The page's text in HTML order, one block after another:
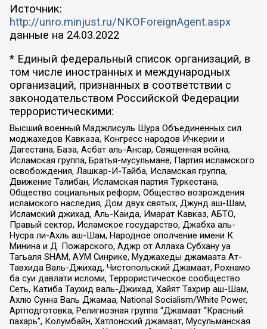
Источник:
http://unro.minjust.ru/NKOForeignAgent.aspx
данные на 24.03.2022
* Единый федеральный список организаций, в
том числе иностранных и международных
организаций, признанных в соответствии с
законодательством Российской Федерации
террористическими:
Высший военный Маджлисуль Шура Объединенных сил
моджахедов Кавказа, Конгресс народов Ичкерии и
Дагестана, База, Асбат аль-Ансар, Священная война,
Исламская группа, Братья-мусульмане, Партия исламского
освобождения, Лашкар-И-Тайба, Исламская группа,
Движение Талибан, Исламская партия Туркестана,
Общество социальных реформ, Общество возрождения
исламского наследия, Дом двух святых, Джунд аш-Шам,
Исламский джихад, Аль-Каида, Имарат Кавказ, АБТО,
Правый сектор, Исламское государство, Джабха аль-
Нусра ли-Ахль аш-Шам, Народное ополчение имени К.
Минина и Д. Пожарского, Аджр от Аллаха Субхану уа
Тагьаля SHAM, АУМ Синрике, Муджахеды джамаата Ат-
Тавхида Валь-Джихад, Чистопольский Джамаат, Рохнамо
ба суи давлати исломи, Террористическое сообщество
Сеть, Катиба Таухид валь-Джихад, Хайят Тахрир аш-Шам,
Ахлю Сунна Валь Джамаа, National Socialism/White Power,
Артподготовка, Религиозная группа “Джамаат “Красный
пахарь”, Колумбайн, Хатлонский джамаат, Мусульманская